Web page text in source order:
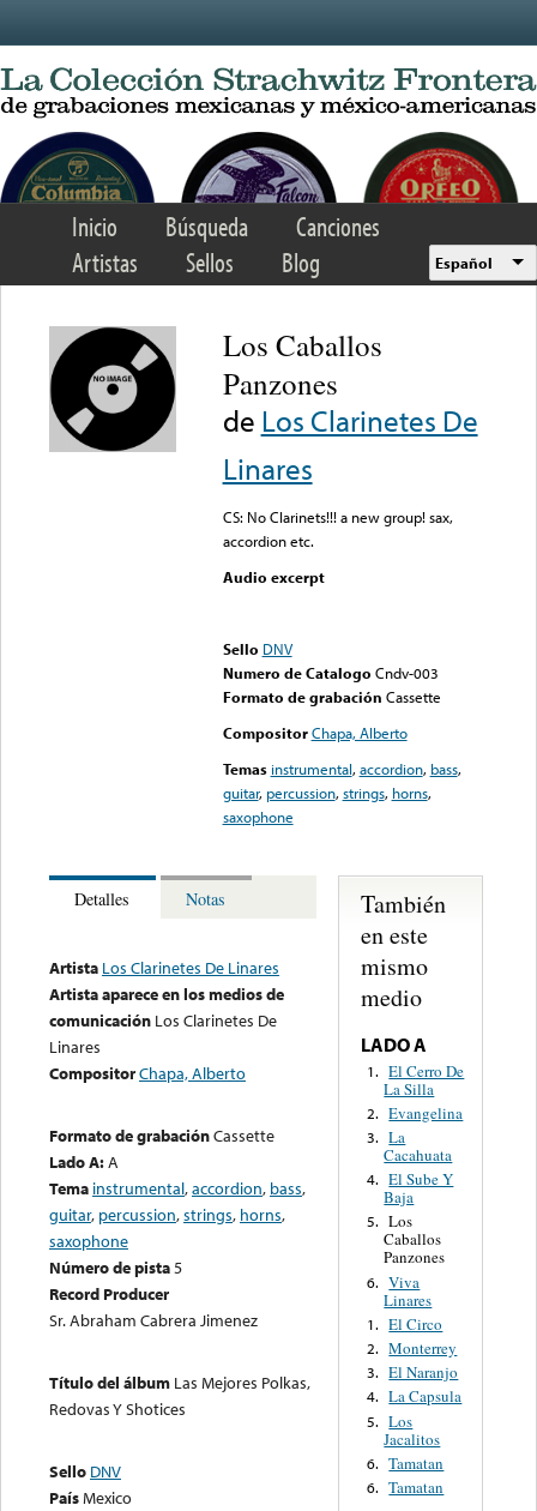
Inicio Búsqueda
Canciones
Artistas
Sellos Blog Español
Los Caballos
Panzones
de Los Clarinetes De
Linares
CS: No Clarinets!!! a new group! sax,
accordion etc.
Audio excerpt
Sello DNV
Numero de Catalogo Cndv-003
Formato de grabación Cassette
Compositor Chapa, Alberto
Temas instrumental,accordion, bass,
guitar, percussion,strings, horns,
saxophone
Detalles Notas
Artista Los Clarinetes De Linares
Artista aparece en los medios de
comunicación Los Clarinetes De
Linares
CompositorChapa, Alberto
Formato de grabaciónCassette
Lado A:A
Tema instrumental,accordion, bass,
guitar, percussion,strings, horns,
saxophone
Número de pista5
Record Producer
Sr. Abraham Cabrera Jimenez
Título del álbum Las Mejores Polkas,
Redovas Y Shotices
Sello DNV
PaísMexico
También
en este
mismo
medio
LADO A
1. El Cerro De
La Silla
2. Evangelina
3. La
Cacahuata
4. El Sube Y
Baja
5. Los
Caballos
Panzones
6. Viva
Linares
1. El Circo
2. Monterrey
3. El Naranjo
4. La Capsula
5. Los
Jacalitos
6. Tamatan
6. Tamatan